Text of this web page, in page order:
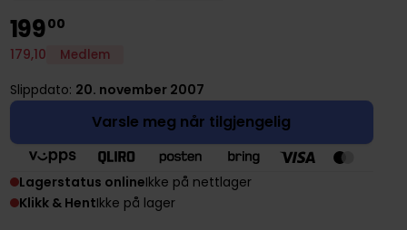
19900
179,10 Medlem
Slippdato: 20. november 2007
Varsle meg når tilgjengelig
Lagerstatus onlineIkke på nettlager
Klikk & HentIkke på lager